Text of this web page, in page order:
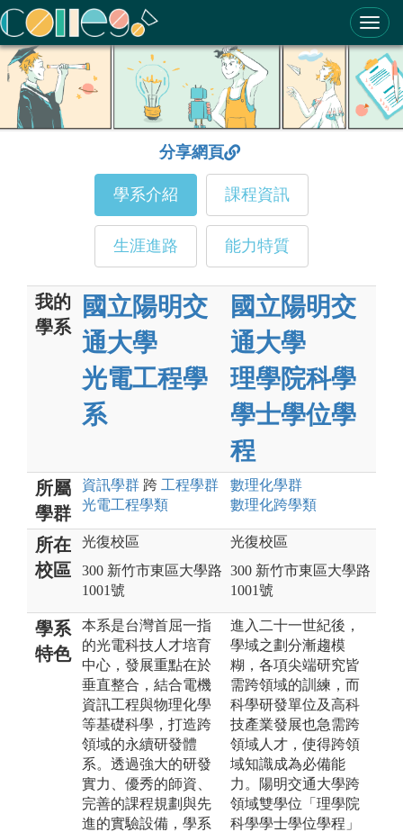
ColleGo! 大學選才與高中育才輔助系統
分享網頁
學系介紹 課程資訊
生涯進路 能力特質
我的
學系
國立陽明交
通大學
光電工程學
系
國立陽明交
通大學
理學院科學
學士學位學
程
所屬
學群
資訊學群 跨 工程學群
光電工程學類
數理化學群
數理化跨學類
所在
校區
光復校區
300 新竹市東區大學路
1001號
光復校區
300 新竹市東區大學路
1001號
學系
特色
本系是台灣首屈一指
的光電科技人才培育
中心，發展重點在於
垂直整合，結合電機
資訊工程與物理化學
等基礎科學，打造跨
領域的永續研發體
系。透過強大的研發
實力、優秀的師資、
完善的課程規劃與先
進的實驗設備，學系
進入二十一世紀後，
學域之劃分漸趨模
糊，各項尖端研究皆
需跨領域的訓練，而
科學研發單位及高科
技產業發展也急需跨
領域人才，使得跨領
域知識成為必備能
力。陽明交通大學跨
領域雙學位「理學院
科學學士學位學程」